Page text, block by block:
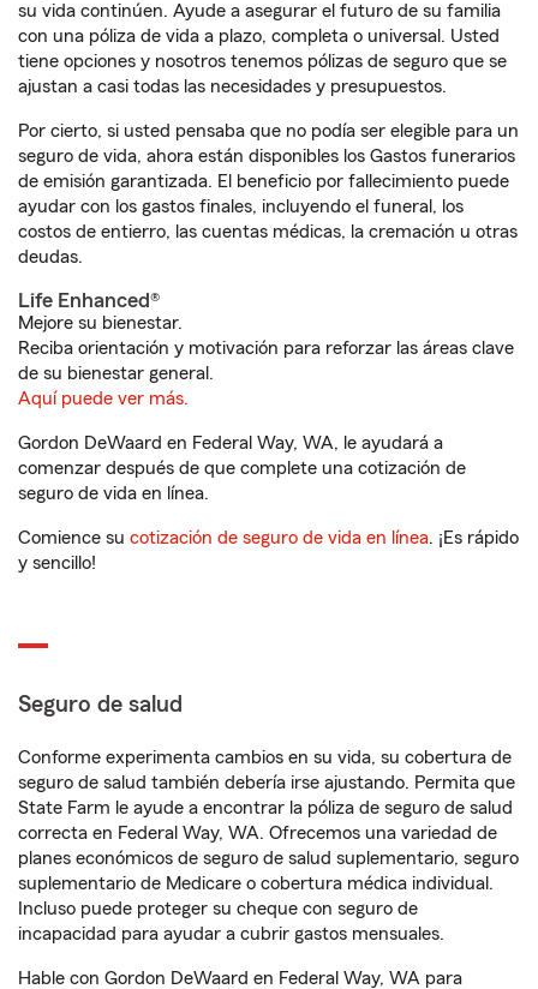
su vida continúen. Ayude a asegurar el futuro de su familia
con una póliza de vida a plazo, completa o universal. Usted
tiene opciones y nosotros tenemos pólizas de seguro que se
ajustan a casi todas las necesidades y presupuestos.
Por cierto, si usted pensaba que no podía ser elegible para un
seguro de vida, ahora están disponibles los Gastos funerarios
de emisión garantizada. El beneficio por fallecimiento puede
ayudar con los gastos finales, incluyendo el funeral, los
costos de entierro, las cuentas médicas, la cremación u otras
deudas.
Life Enhanced®
Mejore su bienestar.
Reciba orientación y motivación para reforzar las áreas clave
de su bienestar general.
Aquí puede ver más.
Gordon DeWaard en Federal Way, WA, le ayudará a
comenzar después de que complete una cotización de
seguro de vida en línea.
Comience su cotización de seguro de vida en línea. ¡Es rápido
y sencillo!
Seguro de salud
Conforme experimenta cambios en su vida, su cobertura de
seguro de salud también debería irse ajustando. Permita que
State Farm le ayude a encontrar la póliza de seguro de salud
correcta en Federal Way, WA. Ofrecemos una variedad de
planes económicos de seguro de salud suplementario, seguro
suplementario de Medicare o cobertura médica individual.
Incluso puede proteger su cheque con seguro de
incapacidad para ayudar a cubrir gastos mensuales.
Hable con Gordon DeWaard en Federal Way, WA para